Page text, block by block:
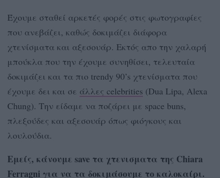
Έχουμε σταθεί αρκετές φορές στις φωτογραφίες
που ανεβάζει, καθώς δοκιμάζει διάφορα
χτενίσματα και αξεσουάρ. Εκτός απο την χαλαρή
μπούκλα που την έχουμε συνηθίσει, τελευταία
δοκιμάζει και τα πιο trendy 90’s χτενίσματα που
έχουμε δει και σε άλλες celebrities (Dua Lipa, Alexa
Chung). Την είδαμε να ποζάρει με space buns,
πλεξούδες και αξεσουάρ όπως φιόγκους και
λουλούδια.
Εμείς, κάνουμε save τα χτενισματα της Chiara
Ferragni για να τα δοκιμάσουμε το καλοκαίρι.